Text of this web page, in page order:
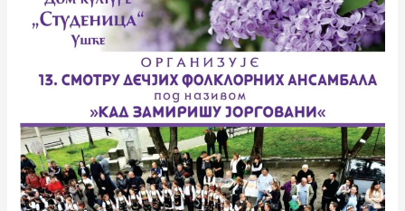
ансамбала
„Кад
замиришу
јорговани“